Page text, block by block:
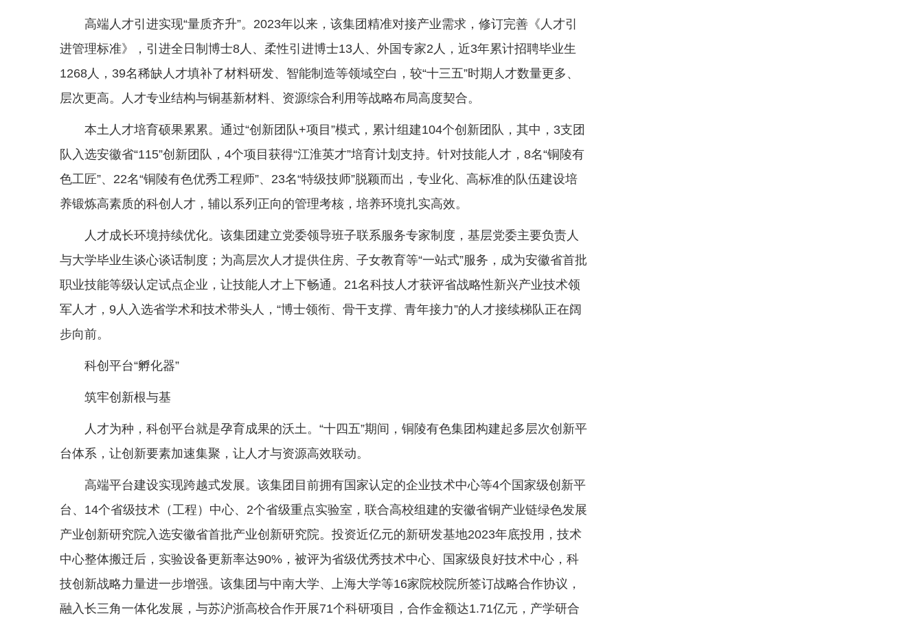
高端人才引进实现“量质齐升”。2023年以来，该集团精准对接产业需求，修订完善《人才引
进管理标准》，引进全日制博士8人、柔性引进博士13人、外国专家2人，近3年累计招聘毕业生
1268人，39名稀缺人才填补了材料研发、智能制造等领域空白，较“十三五”时期人才数量更多、
层次更高。人才专业结构与铜基新材料、资源综合利用等战略布局高度契合。
本土人才培育硕果累累。通过“创新团队+项目”模式，累计组建104个创新团队，其中，3支团
队入选安徽省“115”创新团队，4个项目获得“江淮英才”培育计划支持。针对技能人才，8名“铜陵有
色工匠”、22名“铜陵有色优秀工程师”、23名“特级技师”脱颖而出，专业化、高标准的队伍建设培
养锻炼高素质的科创人才，辅以系列正向的管理考核，培养环境扎实高效。
人才成长环境持续优化。该集团建立党委领导班子联系服务专家制度，基层党委主要负责人
与大学毕业生谈心谈话制度；为高层次人才提供住房、子女教育等“一站式”服务，成为安徽省首批
职业技能等级认定试点企业，让技能人才上下畅通。21名科技人才获评省战略性新兴产业技术领
军人才，9人入选省学术和技术带头人，“博士领衔、骨干支撑、青年接力”的人才接续梯队正在阔
步向前。
科创平台“孵化器”
筑牢创新根与基
人才为种，科创平台就是孕育成果的沃土。“十四五”期间，铜陵有色集团构建起多层次创新平
台体系，让创新要素加速集聚，让人才与资源高效联动。
高端平台建设实现跨越式发展。该集团目前拥有国家认定的企业技术中心等4个国家级创新平
台、14个省级技术（工程）中心、2个省级重点实验室，联合高校组建的安徽省铜产业链绿色发展
产业创新研究院入选安徽省首批产业创新研究院。投资近亿元的新研发基地2023年底投用，技术
中心整体搬迁后，实验设备更新率达90%，被评为省级优秀技术中心、国家级良好技术中心，科
技创新战略力量进一步增强。该集团与中南大学、上海大学等16家院校院所签订战略合作协议，
融入长三角一体化发展，与苏沪浙高校合作开展71个科研项目，合作金额达1.71亿元，产学研合